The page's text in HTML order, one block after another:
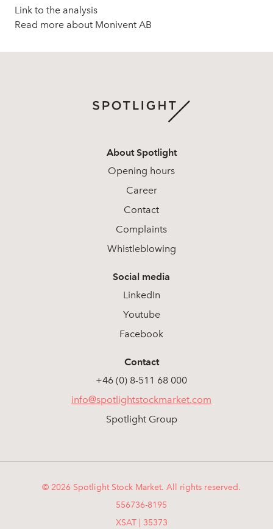
Link to the analysis
Read more about Monivent AB
About Spotlight
Opening hours
Career
Contact
Complaints
Whistleblowing
Social media
LinkedIn
Youtube
Facebook
Contact
+46 (0) 8-511 68 000
info@spotlightstockmarket.com
Spotlight Group
© 2026 Spotlight Stock Market. All rights reserved.
556736-8195
XSAT | 35373